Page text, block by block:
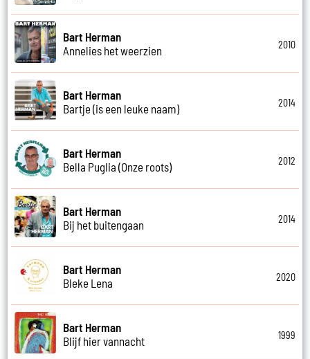
Bart Herman
Annelies het weerzien
2010
Bart Herman
Bartje (is een leuke naam)
2014
Bart Herman
Bella Puglia (Onze roots)
2012
Bart Herman
Bij het buitengaan
2014
Bart Herman
Bleke Lena
2020
Bart Herman
Blijf hier vannacht
1999